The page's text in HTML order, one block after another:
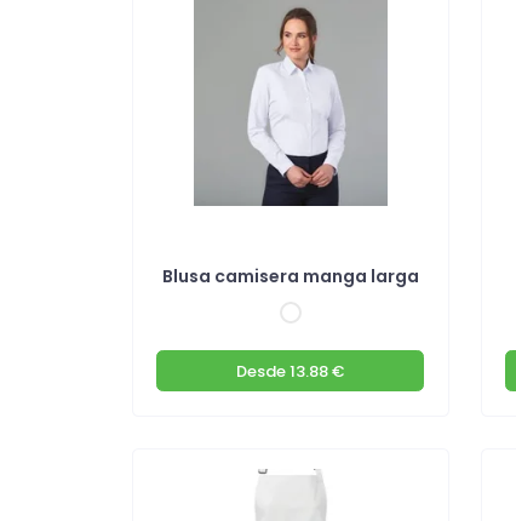
Blusa camisera manga larga
Desde13.88 €